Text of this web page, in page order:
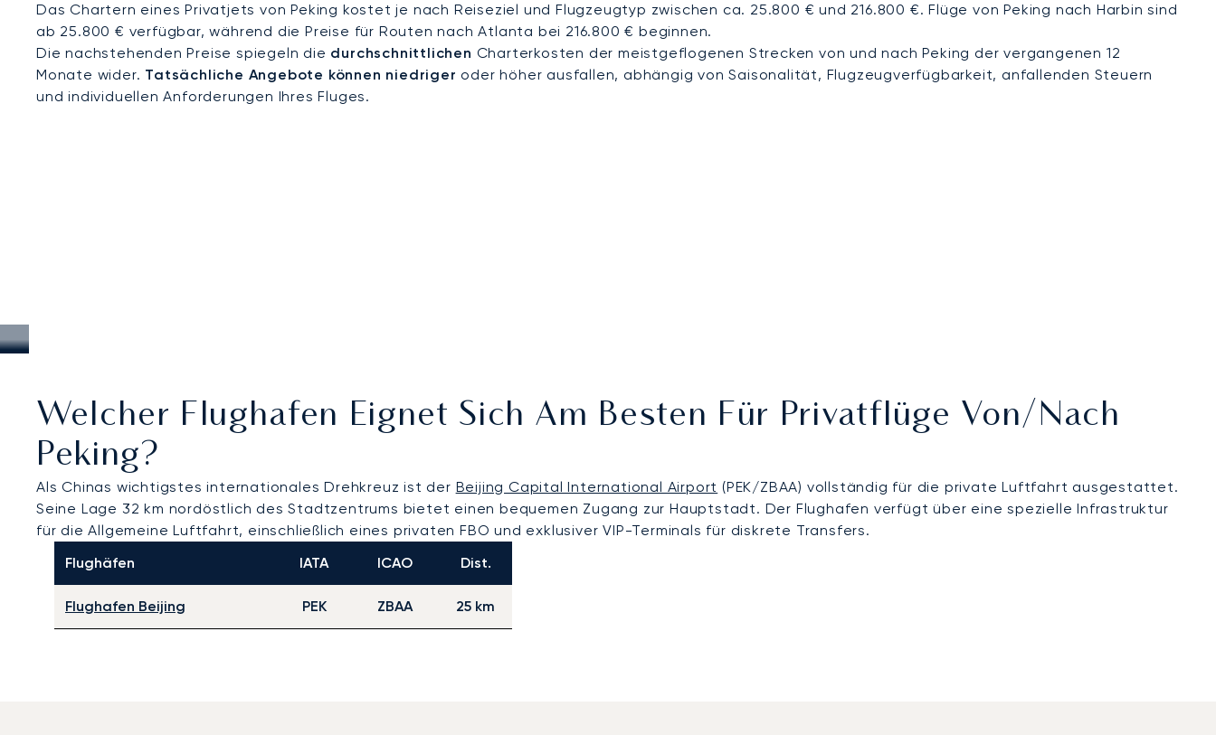
Das Chartern eines Privatjets von Peking kostet je nach Reiseziel und Flugzeugtyp zwischen ca. 25.800 € und 216.800 €. Flüge von Peking nach Harbin sind
ab 25.800 € verfügbar, während die Preise für Routen nach Atlanta bei 216.800 € beginnen.
Die nachstehenden Preise spiegeln die durchschnittlichen Charterkosten der meistgeflogenen Strecken von und nach Peking der vergangenen 12
Monate wider. Tatsächliche Angebote können niedriger oder höher ausfallen, abhängig von Saisonalität, Flugzeugverfügbarkeit, anfallenden Steuern
und individuellen Anforderungen Ihres Fluges.
Welcher Flughafen Eignet Sich Am Besten Für Privatflüge Von/nach
Peking?
Als Chinas wichtigstes internationales Drehkreuz ist der Beijing Capital International Airport (PEK/ZBAA) vollständig für die private Luftfahrt ausgestattet.
Seine Lage 32 km nordöstlich des Stadtzentrums bietet einen bequemen Zugang zur Hauptstadt. Der Flughafen verfügt über eine spezielle Infrastruktur
für die Allgemeine Luftfahrt, einschließlich eines privaten FBO und exklusiver VIP-Terminals für diskrete Transfers.
Flughäfen
IATA ICAO Dist.
Flughafen Beijing PEK ZBAA 25 km